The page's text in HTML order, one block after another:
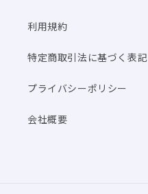
利用規約
特定商取引法に基づく表記
プライバシーポリシー
会社概要